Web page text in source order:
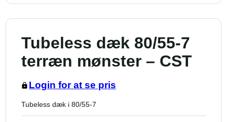
Tubeless dæk 80/55-7
terræn mønster – CST
Login for at se pris
Tubeless dæk i 80/55-7